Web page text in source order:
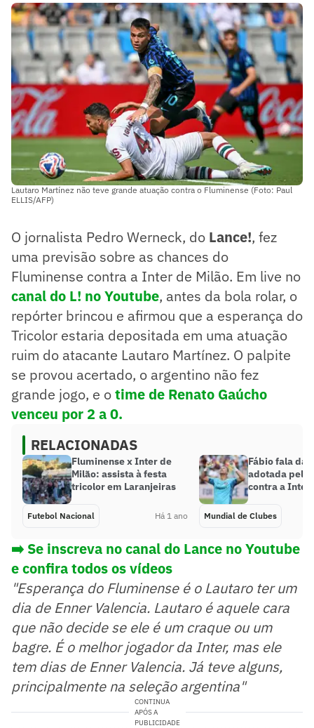
Lautaro Martínez não teve grande atuação contra o Fluminense (Foto: Paul
ELLIS/AFP)
O jornalista Pedro Werneck, do Lance!, fez
uma previsão sobre as chances do
Fluminense contra a Inter de Milão. Em live no
canal do L! no Youtube, antes da bola rolar, o
repórter brincou e afirmou que a esperança do
Tricolor estaria depositada em uma atuação
ruim do atacante Lautaro Martínez. O palpite
se provou acertado, o argentino não fez
grande jogo, e otime de Renato Gaúcho
venceu por 2 a 0.
RELACIONADAS
Fluminense x Inter de
Milão: assista à festa
tricolor em Laranjeiras
Futebol Nacional Há 1 ano
Fábio fala da
adotada pelo
contra a Inter
Mundial de Clubes
➡️ Se inscreva no canal do Lance no Youtube
e confira todos os vídeos
"Esperança do Fluminense é o Lautaro ter um
dia de Enner Valencia. Lautaro é aquele cara
que não decide se ele é um craque ou um
bagre. É o melhor jogador da Inter, mas ele
tem dias de Enner Valencia. Já teve alguns,
principalmente na seleção argentina"
CONTINUA
APÓS A
PUBLICIDADE